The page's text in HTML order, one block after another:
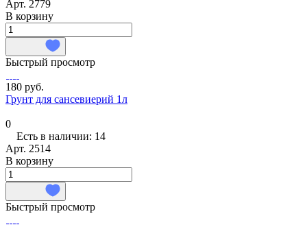
Арт. 2779
В корзину
Быстрый просмотр
180 руб.
Грунт для сансевиерий 1л
0
Есть в наличии: 14
Арт. 2514
В корзину
Быстрый просмотр